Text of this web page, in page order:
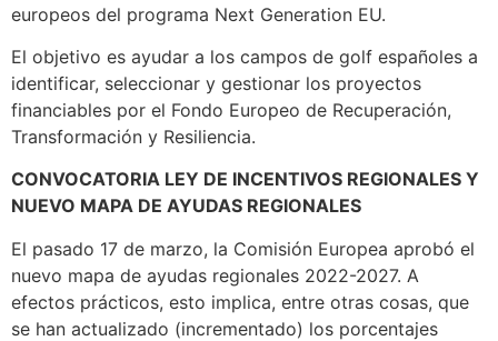
europeos del programa Next Generation EU.
El objetivo es ayudar a los campos de golf españoles a
identificar, seleccionar y gestionar los proyectos
financiables por el Fondo Europeo de Recuperación,
Transformación y Resiliencia.
CONVOCATORIA LEY DE INCENTIVOS REGIONALES Y
NUEVO MAPA DE AYUDAS REGIONALES
El pasado 17 de marzo, la Comisión Europea aprobó el
nuevo mapa de ayudas regionales 2022-2027. A
efectos prácticos, esto implica, entre otras cosas, que
se han actualizado (incrementado) los porcentajes